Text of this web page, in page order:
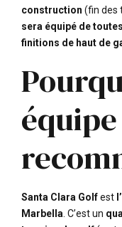
construction (fin des
sera équipé de
finitions de haut de
Santa Clara Golfest
Marbella . C’est un